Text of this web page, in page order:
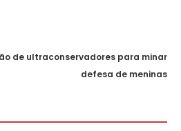
de ultraconservadores para minar
defesa de meninas